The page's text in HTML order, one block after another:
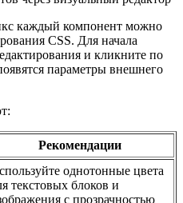
каждый компонент можно
CSS. Для начала
и кликните по
параметры внешнего
Рекомендации
однотонные цвета
текстовых блоков и
с прозрачностью